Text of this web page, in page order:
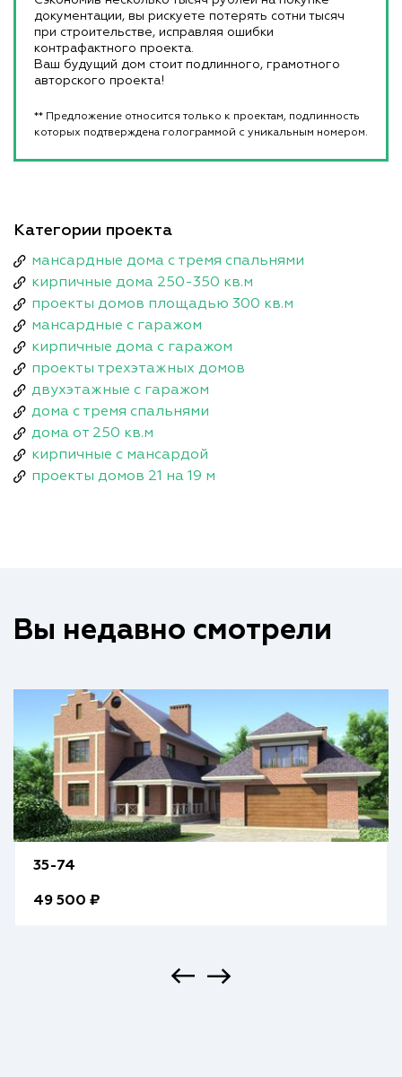
документации, вы рискуете потерять сотни тысяч
при строительстве, исправляя ошибки
контрафактного проекта.
Ваш будущий дом стоит подлинного, грамотного
авторского проекта!
** Предложение относится только к проектам, подлинность
которых подтверждена голограммой с уникальным номером.
Категории проекта
мансардные дома с тремя спальнями
кирпичные дома 250-350 кв.м
проекты домов площадью 300 кв.м
мансардные с гаражом
кирпичные дома с гаражом
проекты трехэтажных домов
двухэтажные с гаражом
дома с тремя спальнями
дома от 250 кв.м
кирпичные с мансардой
проекты домов 21 на 19 м
Вы недавно смотрели
35-74
49 500 ₽